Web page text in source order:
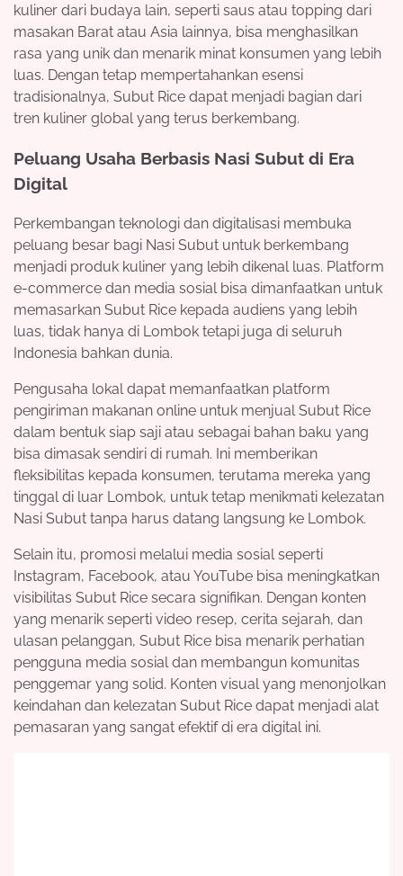
kuliner dari budaya lain, seperti saus atau topping dari
masakan Barat atau Asia lainnya, bisa menghasilkan
rasa yang unik dan menarik minat konsumen yang lebih
luas. Dengan tetap mempertahankan esensi
tradisionalnya, Subut Rice dapat menjadi bagian dari
tren kuliner global yang terus berkembang.
Peluang Usaha Berbasis Nasi Subut di Era
Digital
Perkembangan teknologi dan digitalisasi membuka
peluang besar bagi Nasi Subut untuk berkembang
menjadi produk kuliner yang lebih dikenal luas. Platform
e-commerce dan media sosial bisa dimanfaatkan untuk
memasarkan Subut Rice kepada audiens yang lebih
luas, tidak hanya di Lombok tetapi juga di seluruh
Indonesia bahkan dunia.
Pengusaha lokal dapat memanfaatkan platform
pengiriman makanan online untuk menjual Subut Rice
dalam bentuk siap saji atau sebagai bahan baku yang
bisa dimasak sendiri di rumah. Ini memberikan
fleksibilitas kepada konsumen, terutama mereka yang
tinggal di luar Lombok, untuk tetap menikmati kelezatan
Nasi Subut tanpa harus datang langsung ke Lombok.
Selain itu, promosi melalui media sosial seperti
Instagram, Facebook, atau YouTube bisa meningkatkan
visibilitas Subut Rice secara signifikan. Dengan konten
yang menarik seperti video resep, cerita sejarah, dan
ulasan pelanggan, Subut Rice bisa menarik perhatian
pengguna media sosial dan membangun komunitas
penggemar yang solid. Konten visual yang menonjolkan
keindahan dan kelezatan Subut Rice dapat menjadi alat
pemasaran yang sangat efektif di era digital ini.